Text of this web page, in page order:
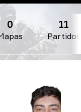
0
Partidos
11